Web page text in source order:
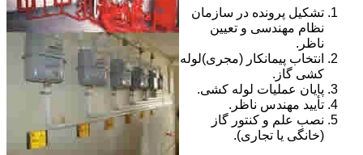
تشکیل پرونده در سازمان
نظام مهندسی و تعیین
ناظر.
انتخاب پیمانکار (مجری)لوله
کشی گاز.
پایان عملیات لوله کشی.
تأیید مهندس ناظر.
نصب علم و کنتور گاز
(خانگی یا تجاری).